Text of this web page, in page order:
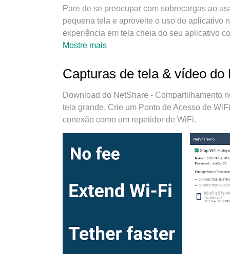
Pare de se preocupar com sobrecargas ao
pequena tela e aproveite o uso do aplicativo
experiência em tela cheia do seu aplicativo
surpreendentes que você esperava:
para usar NetShare - Compartilhamento no
gerenciador de multi-instâncias possibilita a
importante, nosso mecanismo de emulação
tudo suave e agradável.
Mostre mais
Capturas de tela & vídeo
Download do NetShare - Compartilhamento
tela grande. Crie um Ponto de Acesso de
conexão como um repetidor de WiFi.